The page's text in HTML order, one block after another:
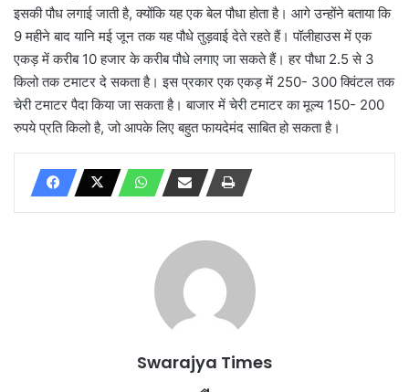
इसकी पौध लगाई जाती है, क्योंकि यह एक बेल पौधा होता है। आगे उन्होंने बताया कि
9 महीने बाद यानि मई जून तक यह पौधे तुड़वाई देते रहते हैं। पॉलीहाउस में एक
एकड़ में करीब 10 हजार के करीब पौधे लगाए जा सकते हैं। हर पौधा 2.5 से 3
किलो तक टमाटर दे सकता है। इस प्रकार एक एकड़ में 250- 300 क्विंटल तक
चेरी टमाटर पैदा किया जा सकता है। बाजार में चेरी टमाटर का मूल्य 150- 200
रुपये प्रति किलो है, जो आपके लिए बहुत फायदेमंद साबित हो सकता है।
Swarajya Times